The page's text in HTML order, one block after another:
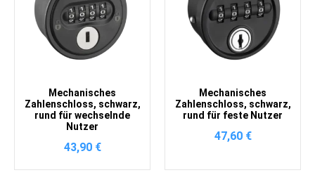
Mechanisches
Zahlenschloss, schwarz,
rund für wechselnde
Nutzer
43,90 €
Mechanisches
Zahlenschloss, schwarz,
rund für feste Nutzer
47,60 €